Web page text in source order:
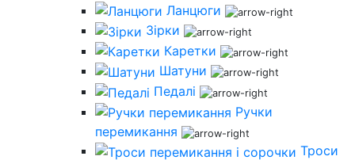
Ланцюги
Зірки
Каретки
Шатуни
Педалі
Ручки
перемикання
Троси